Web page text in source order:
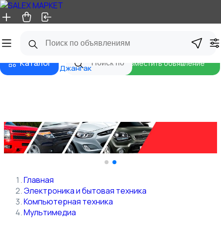
Безопасные сделки
Каталог
Джангак
Разместить объявление
Главная
Электроника и бытовая техника
Компьютерная техника
Мультимедиа